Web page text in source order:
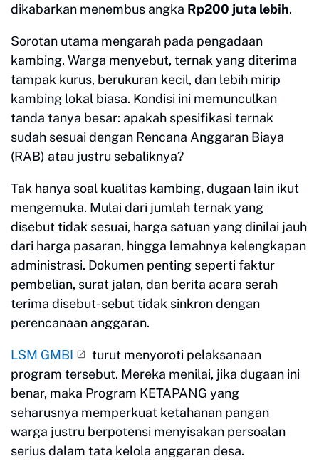
dikabarkan menembus angka Rp200 juta lebih.
Sorotan utama mengarah pada pengadaan
kambing. Warga menyebut, ternak yang diterima
tampak kurus, berukuran kecil, dan lebih mirip
kambing lokal biasa. Kondisi ini memunculkan
tanda tanya besar: apakah spesifikasi ternak
sudah sesuai dengan Rencana Anggaran Biaya
(RAB) atau justru sebaliknya?
Tak hanya soal kualitas kambing, dugaan lain ikut
mengemuka. Mulai dari jumlah ternak yang
disebut tidak sesuai, harga satuan yang dinilai jauh
dari harga pasaran, hingga lemahnya kelengkapan
administrasi. Dokumen penting seperti faktur
pembelian, surat jalan, dan berita acara serah
terima disebut-sebut tidak sinkron dengan
perencanaan anggaran.
LSM GMBI
turut menyoroti pelaksanaan
program tersebut. Mereka menilai, jika dugaan ini
benar, maka Program KETAPANG yang
seharusnya memperkuat ketahanan pangan
warga justru berpotensi menyisakan persoalan
serius dalam tata kelola anggaran desa.